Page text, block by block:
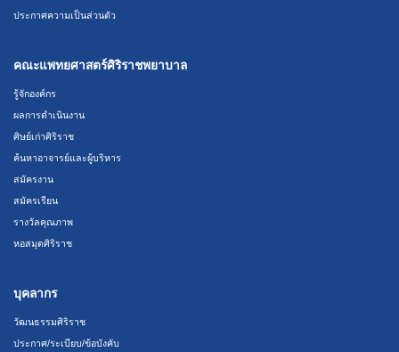
ประกาศความเป็นส่วนตัว
คณะแพทยศาสตร์ศิริราชพยาบาล
รู้จักองค์กร
ผลการดำเนินงาน
ศิษย์เก่าศิริราช
ค้นหาอาจารย์และผู้บริหาร
สมัครงาน
สมัครเรียน
รางวัลคุณภาพ
หอสมุดศิริราช
บุคลากร
วัฒนธรรมศิริราช
ประกาศ/ระเบียบ/ข้อบังคับ